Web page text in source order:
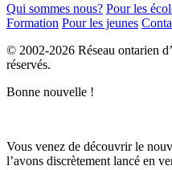
Qui sommes nous? Pour les
Formation Pour les jeunes
© 2002-2026 Réseau ontarien
réservés.
Bonne nouvelle !
Vous venez de découvrir le
l’avons discrètement lancé en